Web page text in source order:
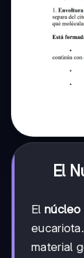
El
El núcleo
material